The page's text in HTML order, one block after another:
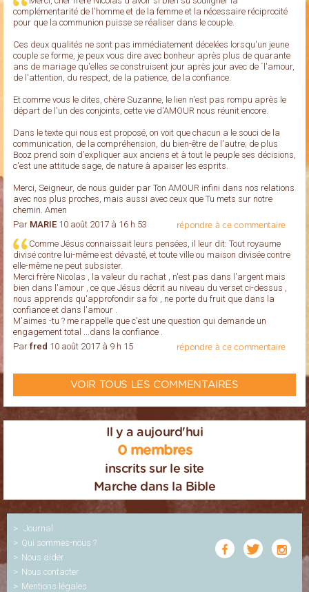
complémentarité de l'homme et de la femme et la nécessaire réciprocité
pour que la communion puisse se réaliser dans le couple.
Ces deux qualités ne sont pas immédiatement décelées lorsqu'un jeune
couple se forme, je peux vous dire avec bonheur après plus de quarante
ans de mariage qu'elles se construisent jour après jour avec de ´l'amour,
de l'attention, du respect, de la patience, de la confiance.
Et comme vous le dites, chère Suzanne, le lien n'est pas rompu après le
départ de l'un des conjoints, cette vie d'AMOUR nous réunit encore.
Dans le texte qui nous est proposé, on voit que chacun a le souci de la
communication, de la compréhension, du bien-être de l'autre; de plus
Booz prend soin d'expliquer aux anciens et à tout le peuple ses décisions,
c'est une attitude sage, de nature à apaiser les esprits.
Merci, Seigneur, de nous guider par Ton AMOUR infini dans nos relations
avec nos plus proches, mais aussi avec ceux que Tu mets sur notre
chemin. Amen
Par MARIE 10 août 2017 à 16 h 53 répondre à ce commentaire
Comme Jésus connaissait leurs pensées, il leur dit: Tout royaume
divisé contre lui-même est dévasté, et toute ville ou maison divisée contre
elle-même ne peut subsister.
Merci frère Nicolas , la valeur du rachat , n'est pas dans l'argent mais
bien dans l'amour , ce que Jésus décrit au niveau du verset ci-dessus ,
nous apprends qu'approfondir sa foi , ne porte du fruit que dans la
confiance et dans l'amour .
M'aimes -tu ? me rappelle que c'est une question qui demande un
engagement total ...dans la confiance .
Par fred 10 août 2017 à 9 h 15 répondre à ce commentaire
VOIR TOUS LES COMMENTAIRES
Il y a aujourd'hui
0 membres
inscrits sur le site
Marche dans la Bible
Journal
Qui sommes-nous ?
Nous aider
Nous contacter
Mentions légales